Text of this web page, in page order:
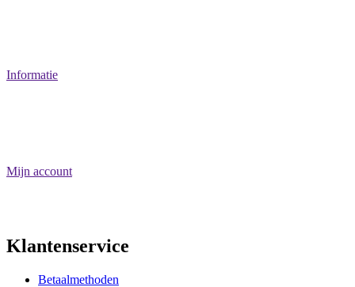
Informatie
Mijn account
Klantenservice
Betaalmethoden